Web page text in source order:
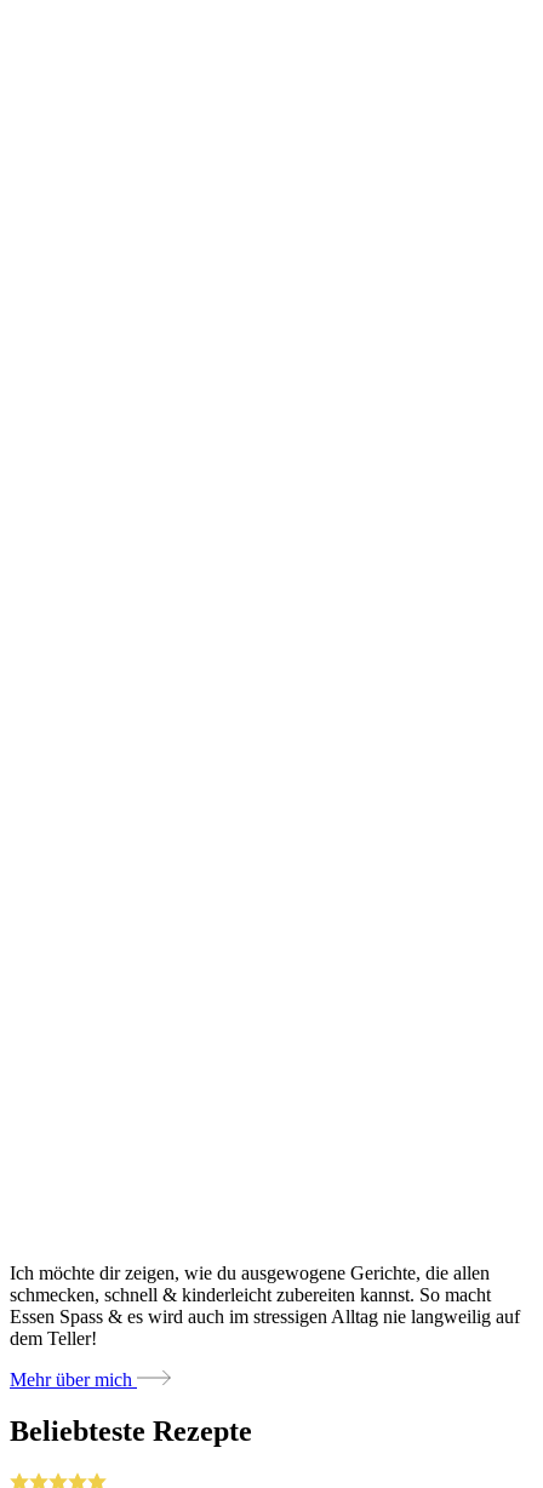
Ich möchte dir zeigen, wie du ausgewogene Gerichte, die allen
schmecken, schnell & kinderleicht zubereiten kannst. So macht
Essen Spass & es wird auch im stressigen Alltag nie langweilig auf
dem Teller!
Mehr über mich
Beliebteste Rezepte